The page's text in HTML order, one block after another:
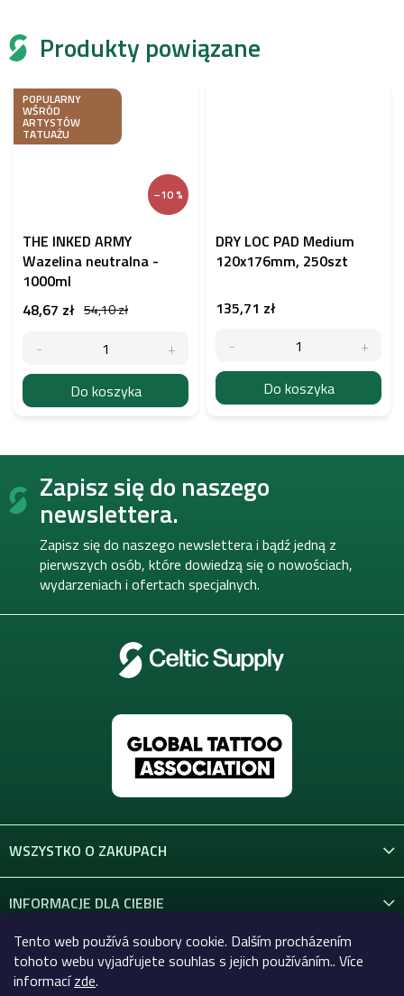
Tento web používá soubory cookie. Dalším procházením
tohoto webu vyjadřujete souhlas s jejich používáním.. Více
informacízde.
Produkty powiązane
POPULARNY
WŚRÓD
ARTYSTÓW
TATUAŻU
–10 %
THE INKED ARMY
Wazelina neutralna -
1000ml
54,10 zł
48,67 zł
Do koszyka
DRY LOC PAD Medium
120x176mm, 250szt
135,71 zł
Do koszyka
S
Zapisz się do naszego
newslettera.
Zapisz się do naszego newslettera i bądź jedną z
pierwszych osób, które dowiedzą się o nowościach,
wydarzeniach i ofertach specjalnych.
WSZYSTKO O ZAKUPACH
INFORMACJE DLA CIEBIE
KONTAKT